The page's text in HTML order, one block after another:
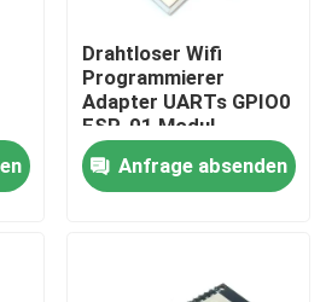
Drahtloser Wifi
Programmierer
Adapter UARTs GPIO0
ESP-01 Modul-
ESP8266 CH340G
Esp01Anfrage absenden